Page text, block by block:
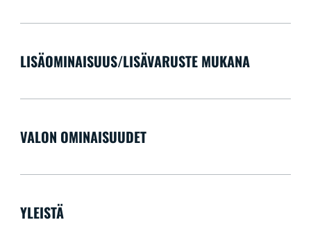
LISÄOMINAISUUS/LISÄVARUSTE MUKANA
VALON OMINAISUUDET
YLEISTÄ